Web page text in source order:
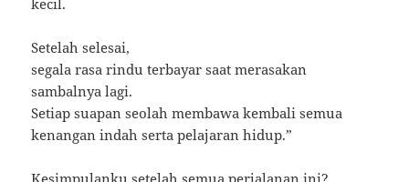
kecil.
Setelah selesai,
segala rasa rindu terbayar saat merasakan
sambalnya lagi.
Setiap suapan seolah membawa kembali semua
kenangan indah serta pelajaran hidup.”